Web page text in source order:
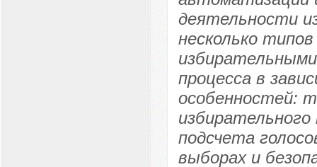
деятельности
несколько
процесса в
особенностей:
избирательного
подсчета
выборах и